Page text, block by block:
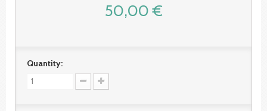
50,00 €
Quantity: